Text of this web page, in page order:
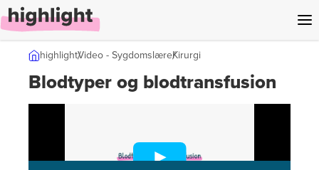
highlightVideo - SygdomslæreKirurgi
Blodtyper og blodtransfusion